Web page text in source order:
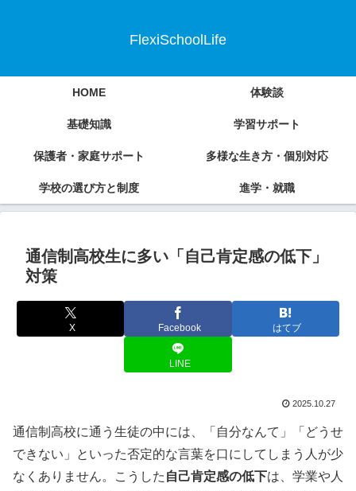
FlexiSchoolLife
HOME 体験談
基礎知識 学習サポート
保護者・家庭サポート 多様な生き方・個別対応
学校の選び方と制度 進学・就職
通信制高校生に多い「自己肯定感の低下」
対策
X Facebook はてブ
LINE
2025.10.27
通信制高校に通う生徒の中には、「自分なんて」「どうせ
できない」といった否定的な言葉を口にしてしまう人が少
なくありません。こうした 自己肯定感の低下は、学業や人